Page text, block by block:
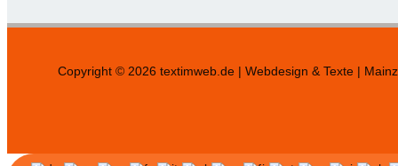
Copyright © 2026 textimweb.de | Webdesign & Texte |